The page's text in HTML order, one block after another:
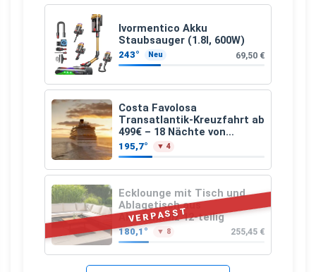
Ivormentico Akku
Staubsauger (1.8l, 600W)
243° Neu 69,50 €
Costa Favolosa
Transatlantik-Kreuzfahrt ab
499€ – 18 Nächte von
Hamburg nach Guadeloupe
195,7° ▼ 4
VERPASST
Ecklounge mit Tisch und
Ablagetisch aus
Akazienholz 12-teilig
180,1° ▼ 8 255,45 €